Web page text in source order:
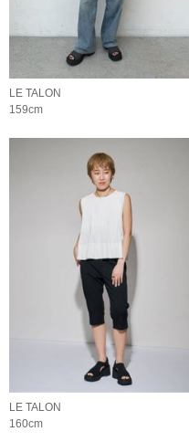
LE TALON
159cm
LE TALON
160cm